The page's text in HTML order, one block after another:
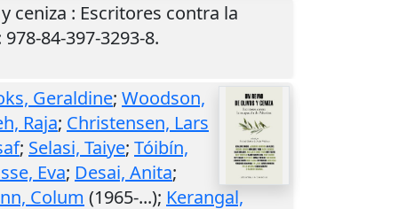
ceniza : Escritores contra la
978-84-397-3293-8.
Geraldine; Woodson,
Raja; Christensen, Lars
; Selasi, Taiye; Tóibín,
Eva; Desai, Anita;
Colum (1965-...); Kerangal,